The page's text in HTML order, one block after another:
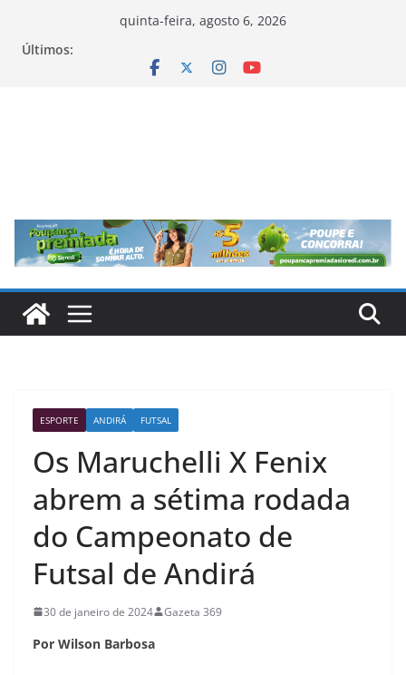
quinta-feira, agosto 6, 2026
Últimos:
ESPORTE ANDIRÁ FUTSAL
Os Maruchelli X Fenix
abrem a sétima rodada
do Campeonato de
Futsal de Andirá
30 de janeiro de 2024 Gazeta 369
Por Wilson Barbosa